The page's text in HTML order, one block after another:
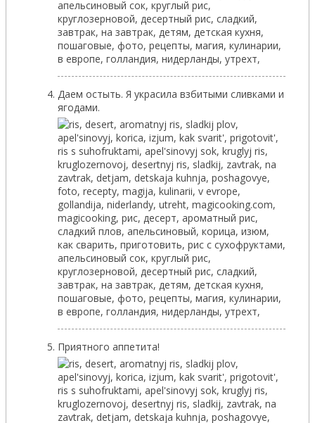
Даем остыть. Я украсила взбитыми сливками и
ягодами.
Приятного аппетита!